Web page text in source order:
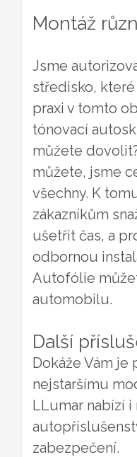
Montáž
Jsme
středisko,
praxi v tomto
tónovací
můžete
můžete, jsme
všechny. K
zákazníkům
ušetřit čas, a
odbornou
Autofólie
automobilu.
Další
Dokáže Vám
nejstaršímu
LLumar nabízí i
zabezpečení.